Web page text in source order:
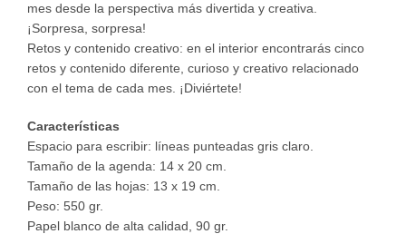
mes desde la perspectiva más divertida y creativa.
¡Sorpresa, sorpresa!
Retos y contenido creativo: en el interior encontrarás cinco
retos y contenido diferente, curioso y creativo relacionado
con el tema de cada mes. ¡Diviértete!
Características
Espacio para escribir: líneas punteadas gris claro.
Tamaño de la agenda: 14 x 20 cm.
Tamaño de las hojas: 13 x 19 cm.
Peso: 550 gr.
Papel blanco de alta calidad, 90 gr.